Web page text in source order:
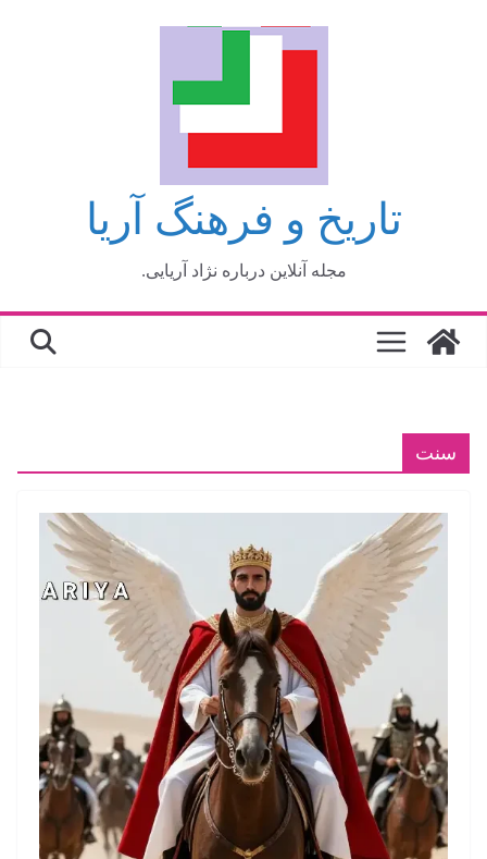
تاریخ و فرهنگ آریا
مجله آنلاین درباره نژاد آریایی.
سنت